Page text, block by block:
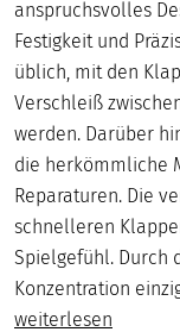
anspruchsvolles
Festigkeit und
üblich, mit den
Verschleiß
werden. Darüber
die herkömmliche
Reparaturen. Die
schnelleren
Spielgefühl. Durch
Konzentration
weiterlesen